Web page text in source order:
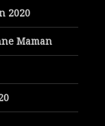
2020
Maman